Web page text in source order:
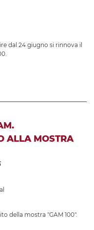
dal 24 giugno si rinnova il
ALLA MOSTRA
della mostra "GAM 100".